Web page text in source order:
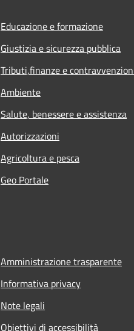
Educazione e formazione
Giustizia e sicurezza pubblica
Tributi,finanze e
Ambiente
Salute, benessere e assistenza
Autorizzazioni
Agricoltura e pesca
Geo Portale
Amministrazione trasparente
Informativa privacy
Note legali
Obiettivi di accessibilità